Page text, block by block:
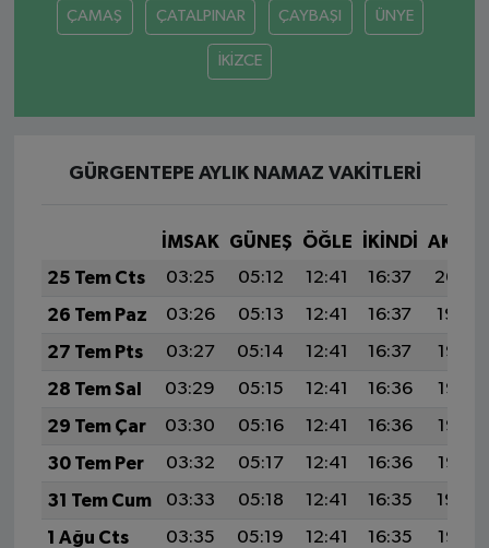
ÇAMAŞ ÇATALPINAR ÇAYBAŞI ÜNYE
İKİZCE
GÜRGENTEPE AYLIK NAMAZ VAKITLERI
İMSAK GÜNEŞ ÖĞLE İKINDI
25 Tem Cts
03:25 05:12 12:41 16:37
20:00
26 Tem Paz
03:26 05:13 12:41 16:37
19:59
27 Tem Pts
03:27 05:14 12:41 16:37
19:58
28 Tem Sal
03:29 05:15 12:41 16:36
19:57
29 Tem Çar
03:30 05:16 12:41 16:36
19:56
30 Tem Per
03:32 05:17 12:41 16:36
19:55
31 Tem Cum
03:33 05:18 12:41 16:35
19:54
1 Ağu Cts
03:35 05:19 12:41 16:35
19:53